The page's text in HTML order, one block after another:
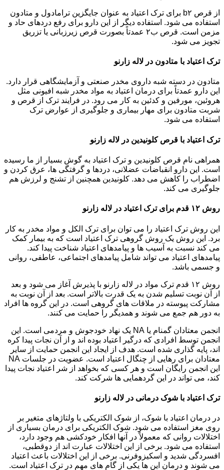
از قرص b۲ برای ترک اعتیاد به عنوان جایگزین ترامادول و متادون
استفاده می شود. استفاده دیگر از این دارو برای رفع دردهای حاد و
مزمن است. قرص ب۲ عمدتاً بصورت قرص زیرزبانی یا تزریق
تجویز می شود.
ترک اعتیاد با متادون در لاله زارنو
متادون در دسته شبه داروی مخدر صنعتی و آزمایشگاهی قرار دارد.
این دارو عمدتاً برای درمان اعتیاد به مواد مخدر شبه افیونی مثل
هروئین، مورفین و کدئین به کار می رود. در فرایند ترک از قرص و
شربت متادون برای مهار بیماری و جلوگیری از عوارض ترک
استفاده می شود.
ترک اعتیاد با قرص کلونیدین در لاله زارنو
همراهی نام قرص کلونیدین و ترک اعتیاد به گوش بسیار از ما رسیده
است. این دارو انقباضات عضلانی، دردها و گرفتگی ها، عرق کردن و
اضطراب را کاهش می دهد. کلونیدین همچنین از تشنج و لرزش هم
جلوگیری می کند.
روش ۱۲ قدم برای ترک اعتیاد در لاله زارنو
این روش ترک اعتیاد را می توان برای ترک الکل و مواد مخدر به کار
برد. این روش یک روش گروهی ترک اعتیاد است که به بیمار کمک
می کند نسبت به آسیب ها و پیامدهای اعتیاد شناخت پیدا کند.
پیامدهای اعتیاد می تواند شامل پیامدهای اجتماعی، عاطفی، روانی
و جسمی باشد.
روش ۱۲ قدم ترک مواد در لاله زارنو با پذیرش آغاز می شود و بعد
از آن نوبت تسلیم شدن به یک قدرت بالاتر است. بعد از آن نوبت به
مشارکت پیوسته در ملاقات های گروهی است. در این گروه ها افراد
به دور هم جمع می شوند و همدیگر را حمایت می کنند.
انجمن معتادان گمنام یا NA یک نهاد خودجوش و مردمی است. این
انجمن توسط افرادی که درگیر اعتیاد بوده اند و از آن نجات پیدا کره
اند، پایه گذاری شده است. هدف از ایجاد این انجمن حمایت از سایر
معتادان برای رهایی از چنگال اعتیاد است. عضویت در جلسات NA
این انجمن رایگان است و هر کسی که بخواهد از شر اعتیاد نجات پیدا
کند، می تواند در این گردهمایی ها شرکت کند.
ترک اعتیاد با شوک درمانی در لاله زارنو
در درمان اعتیاد با شوک، از شوک الکتریکی با ولتاژهای متغیر بر
روی مغز استفاده می شود. شوک الکتریکی برای درمان بسیاری از
اختلالات روانی که معمولاً در آنها افکار خودکشی هم وجود دارد،
استفاده می شود. برخی از این اختلالات عبارت اند از دوقطبی،
افسردگی شدید و اسکیزوفرنی. برخی از این اختلالات باعث اعتیاد
می شوند و درمان این ها یکی از گام های مهم در ترک اعتیاد است.